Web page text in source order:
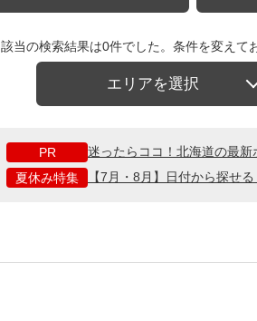
該当の検索結果は0件でした。条件を変えて
エリアを選択
PR
迷ったらココ！北海道の最
夏休み特集
【7月・8月】日付から探せ